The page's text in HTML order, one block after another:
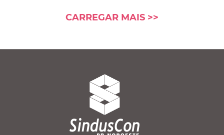
CARREGAR MAIS >>